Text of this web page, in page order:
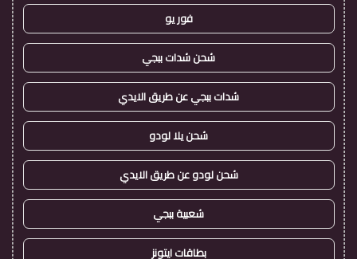
فور يو
شحن شدات ببجي
شدات ببجي عن طريق الايدي
شحن يلا لودو
شحن لودو عن طريق الايدي
شعبية ببجي
بطاقات ايتونز